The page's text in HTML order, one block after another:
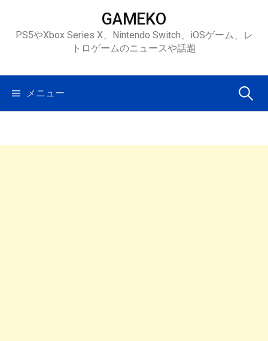
ツ
ス
GAMEKO
PS5やXbox Series X、Nintendo Switch、iOSゲーム、レ
トロゲームのニュースや話題
メニュー 検